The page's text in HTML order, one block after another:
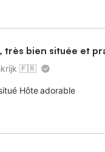
très bien située et
🇫🇷
Hôte adorable